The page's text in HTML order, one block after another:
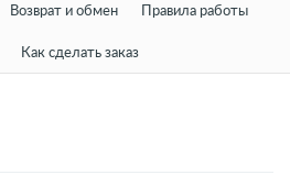
Возврат и обмен Правила работы
Как сделать заказ